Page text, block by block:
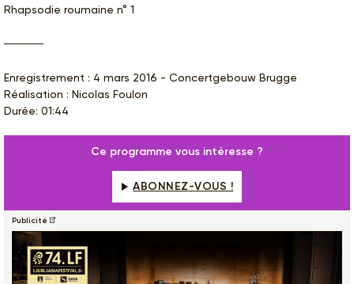
Rhapsodie roumaine n° 1
Enregistrement : 4 mars 2016 - Concertgebouw Brugge
Réalisation : Nicolas Foulon
Durée: 01:44
Ce programme vous intéresse ?
ABONNEZ-VOUS !
Publicité